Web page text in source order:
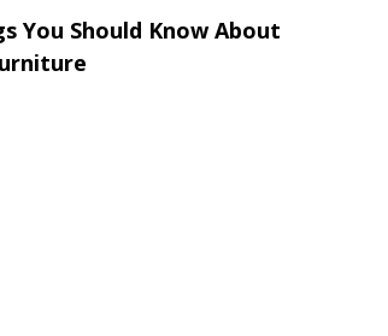
You Should Know About